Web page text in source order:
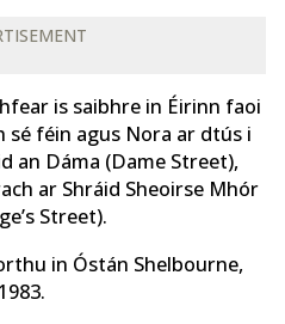
is saibhre in Éirinn faoi
sé féin agus Nora ar dtús i
an Dáma (Dame Street),
ar Shráid Sheoirse Mhór
Street).
in Óstán Shelbourne,